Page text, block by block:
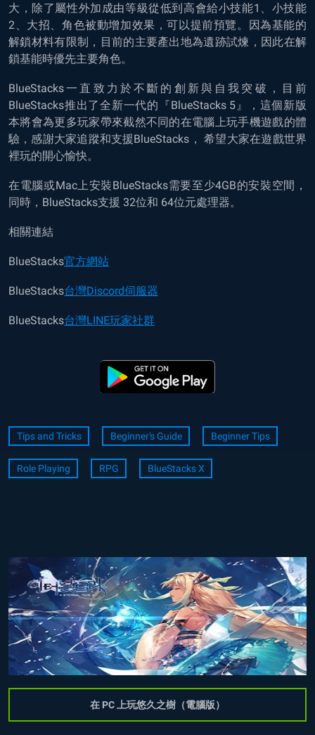
大，除了屬性外加成由等級從低到高會給小技能1、小技能
2、大招、角色被動增加效果，可以提前預覽。因為基能的
解鎖材料有限制，目前的主要產出地為遺跡試煉，因此在解
鎖基能時優先主要角色。
BlueStacks一直致力於不斷的創新與自我突破，目前
BlueStacks推出了全新一代的『BlueStacks 5』，這個新版
本將會為更多玩家帶來截然不同的在電腦上玩手機遊戲的體
驗，感謝大家追蹤和支援BlueStacks， 希望大家在遊戲世界
裡玩的開心愉快。
在電腦或Mac上安裝BlueStacks需要至少4GB的安裝空間，
同時，BlueStacks支援 32位和 64位元處理器。
相關連結
BlueStacks官方網站
BlueStacks台灣Discord伺服器
BlueStacks台灣LINE玩家社群
Tips and Tricks Beginner's Guide Beginner Tips
Role Playing RPG BlueStacks X
在 PC 上玩悠久之樹（電腦版）